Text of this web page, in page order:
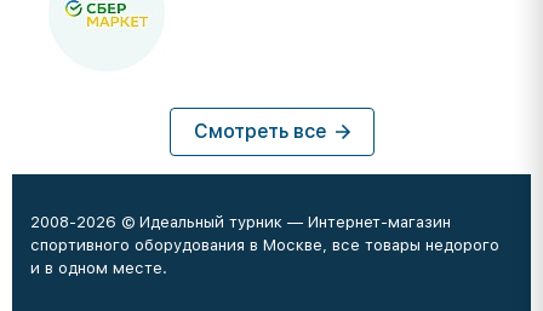
Смотреть все
2008-2026 © Идеальный турник — Интернет-магазин
спортивного оборудования в Москве, все товары недорого
и в одном месте.